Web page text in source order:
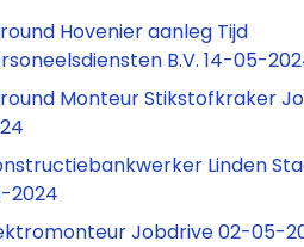
Hovenier aanleg Tijd
B.V. 14-05-
Monteur Stikstofkraker
Linden
2024
Jobdrive 02-05-